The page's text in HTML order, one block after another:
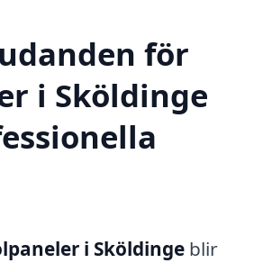
för
i Sköldinge
i Sköldinge blir